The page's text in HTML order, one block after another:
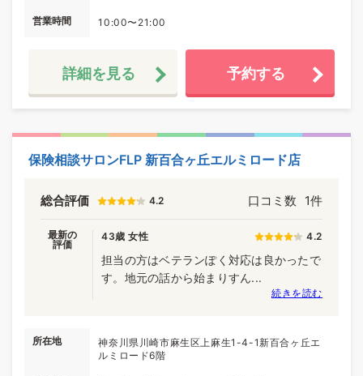
営業時間 10:00〜21:00
詳細を見る 予約する
保険相談サロンFLP 新百合ヶ丘エルミロード店
総合評価 4.2 口コミ数 1件
最新の
評価
43歳 女性 4.2
担当の方はベテランぽく対応は良かったで
す。地元の話から始まりすん...
続きを読む
所在地
神奈川県川崎市麻生区上麻生1-4-1新百合ヶ丘エ
ルミロード6階